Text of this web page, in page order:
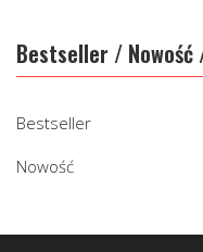
Bestseller / Nowość
Bestseller
Nowość